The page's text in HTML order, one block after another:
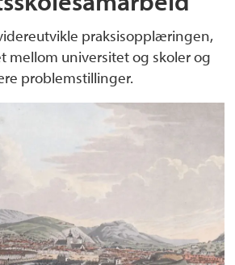
praksisopplæringen,
mellom universitet og skoler og
problemstillinger.